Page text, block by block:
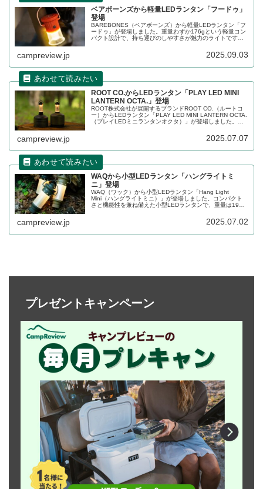
ベアボーンズから軽量LEDランタン「フードゥ」
登場
BAREBONES（ベアボーンズ）から軽量LEDランタン「フ
ードゥ」が登場しました。重量わずか176gという軽量コン
パクト設計で、持ち運びのしやすさが魅力のライトです。
えるモードという、3つの多用途な照明モードを搭載してい
campreview.jp 2025.09.03
ROOT CO.からLEDランタン「PLAY LED MINI
LANTERN OCTA.」登場
ROOT株式会社が展開するブランドROOT CO.（ルートコ
ー）からLEDランタン「PLAY LED MINI LANTERN OCTA.
（プレイLEDミニランタンオクタ）」が登場しました。ポ
アタッチメント可能なオリジナルデザインのコンパクト
LEDランタンです。詳細をレビューします。
campreview.jp 2025.07.07
WAQから小型LEDランタン「ハングライトミ
ニ」登場
WAQ（ワック）から小型LEDランタン「Hang Light
Mini（ハングライトミニ）」が登場しました。コンパクト
さと機能性を兼ね備えた小型LEDランタンで、重量は195g
な使い方が可能です。詳細をレビューします。
campreview.jp 2025.07.02
プレゼントキャンペーン